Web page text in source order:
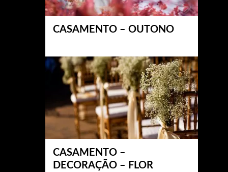
CASAMENTO – OUTONO
CASAMENTO –
DECORAÇÃO – FLOR